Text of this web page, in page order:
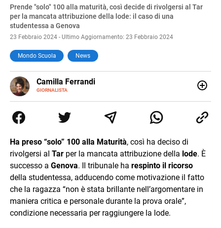
Prende "solo" 100 alla maturità, così decide di rivolgersi al Tar
per la mancata attribuzione della lode: il caso di una
studentessa a Genova
23 Febbraio 2024 - Ultimo Aggiornamento: 23 Febbraio 2024
Mondo Scuola News
Camilla Ferrandi
GIORNALISTA
E-
MAIL
LINKEDIN
di trasformare la passione per la scrittura in un lavoro, e
da lì non mi sono più fermata. L’attualità è il mio pane
mente.
Ha preso “solo” 100 alla Maturità, così ha deciso di
rivolgersi al Tar per la mancata attribuzione della lode. È
successo a Genova. Il tribunale ha respinto il ricorso
della studentessa, adducendo come motivazione il fatto
che la ragazza “non è stata brillante nell’argomentare in
maniera critica e personale durante la prova orale”,
condizione necessaria per raggiungere la lode.